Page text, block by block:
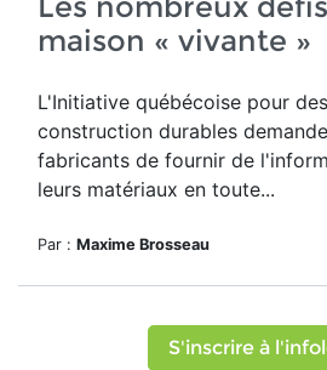
maison « vivante »
L'Initiative québécoise pour
construction durables
fabricants de fournir de
leurs matériaux en toute...
Par : Maxime Brosseau
S'inscrire à